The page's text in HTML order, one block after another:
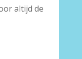
altijd de